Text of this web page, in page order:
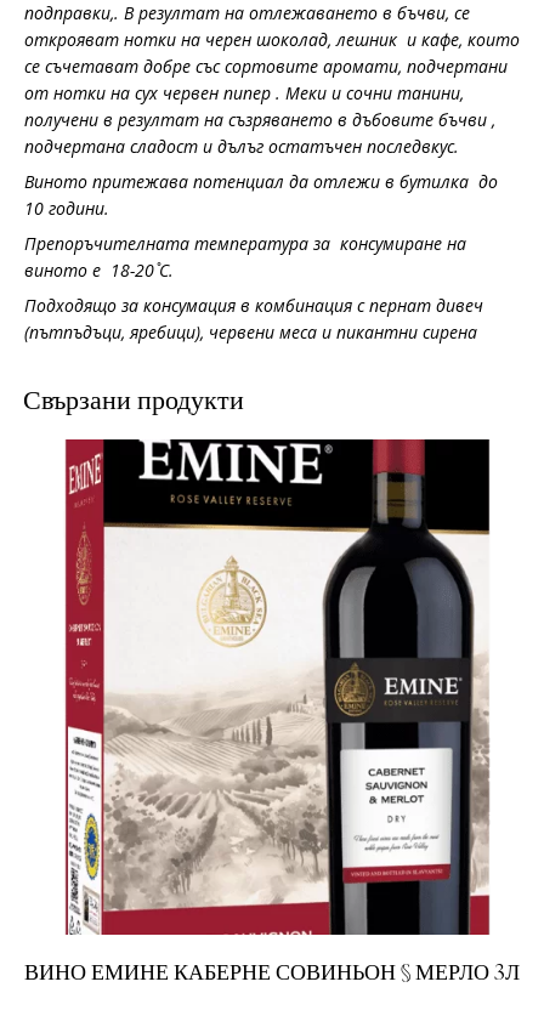
подправки,. В резултат на отлежаването в бъчви, се
открояват нотки на черен шоколад, лешник и кафе, които
се съчетават добре със сортовите аромати, подчертани
от нотки на сух червен пипер . Меки и сочни танини,
получени в резултат на съзряването в дъбовите бъчви ,
подчертана сладост и дълъг остатъчен последвкус.
Виното притежава потенциал да отлежи в бутилка до
10 години.
Препоръчителната температура за консумиране на
виното е 18-20 ̊С.
Подходящо за консумация в комбинация с пернат дивеч
(пътпъдъци, яребици), червени меса и пикантни сирена
Свързани продукти
ВИНО ЕМИНЕ КАБЕРНЕ СОВИНЬОН § МЕРЛО 3Л